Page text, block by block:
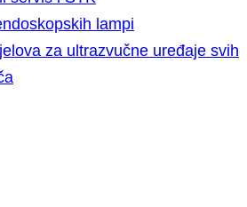
lampi
za ultrazvučne uređaje svih